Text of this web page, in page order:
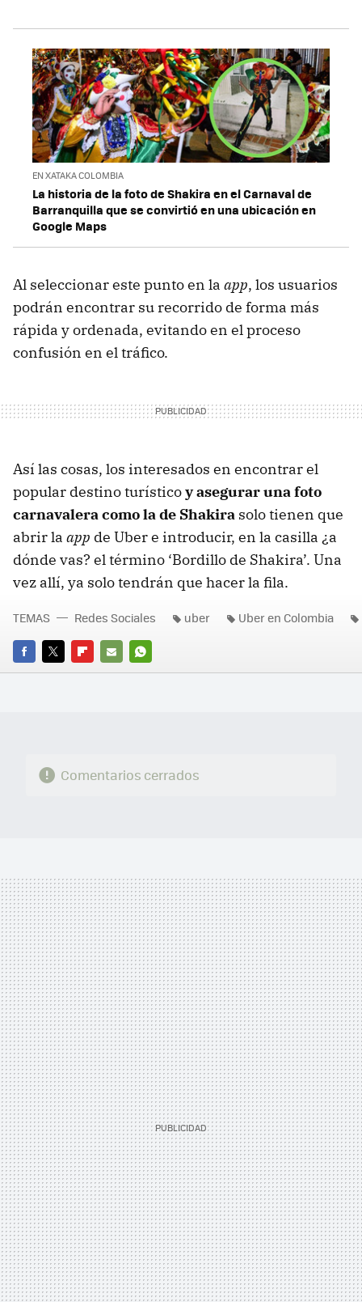
EN XATAKA COLOMBIA
La historia de la foto de Shakira en el Carnaval de
Barranquilla que se convirtió en una ubicación en
Google Maps
Al seleccionar este punto en la app, los usuarios
podrán encontrar su recorrido de forma más
rápida y ordenada, evitando en el proceso
confusión en el tráfico.
Así las cosas, los interesados en encontrar el
popular destino turísticoy asegurar una foto
carnavalera como la de Shakira solo tienen que
abrir la app de Uber e introducir, en la casilla ¿a
dónde vas? el término ‘Bordillo de Shakira’. Una
vez allí, ya solo tendrán que hacer la fila.
FACEBOOK
TWITTERFLIPBOARD
E-
WHATSAPP
TEMAS Redes Sociales uber Uber en Colombia
Comentarios cerrados